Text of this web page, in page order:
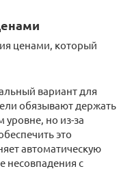
ценами, который
вариант для
обязывают держать
но из-за
это
автоматическую
несовпадения с